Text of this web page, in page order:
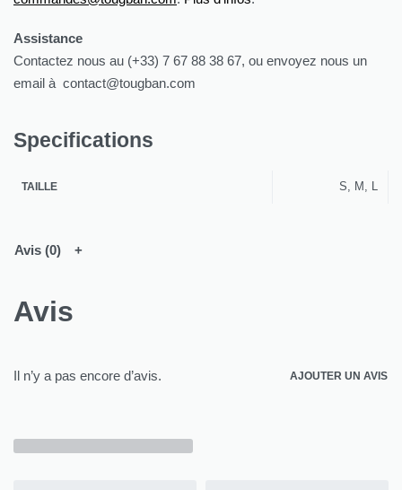
Assistance
Contactez nous au (+33) 7 67 88 38 67, ou envoyez nous un
email à contact@tougban.com
Specifications
TAILLE S, M, L
Avis (0)
Avis
Il n’y a pas encore d’avis. AJOUTER UN AVIS